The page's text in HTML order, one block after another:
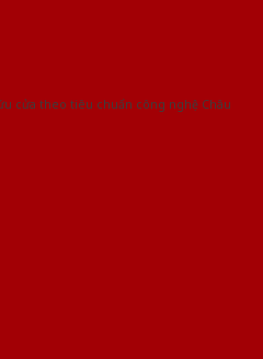
cửa theo tiêu chuẩn công nghệ Châu